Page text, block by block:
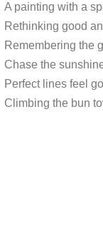
A painting with a
Rethinking good
Remembering the
Chase the
Perfect lines feel
Climbing the bun